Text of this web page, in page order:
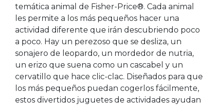
temática animal de Fisher-Price®. Cada animal
les permite a los más pequeños hacer una
actividad diferente que irán descubriendo poco
a poco. Hay un perezoso que se desliza, un
sonajero de leopardo, un mordedor de nutria,
un erizo que suena como un cascabel y un
cervatillo que hace clic-clac. Diseñados para que
los más pequeños puedan cogerlos fácilmente,
estos divertidos juguetes de actividades ayudan